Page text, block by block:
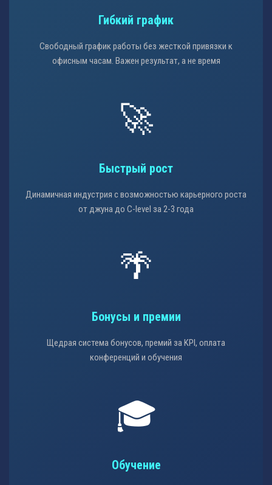
Гибкий график
Свободный график работы без жесткой привязки к
офисным часам. Важен результат, а не время
🚀
Быстрый рост
Динамичная индустрия с возможностью карьерного роста
от джуна до C-level за 2-3 года
🌴
Бонусы и премии
Щедрая система бонусов, премий за KPI, оплата
конференций и обучения
🎓
Обучение